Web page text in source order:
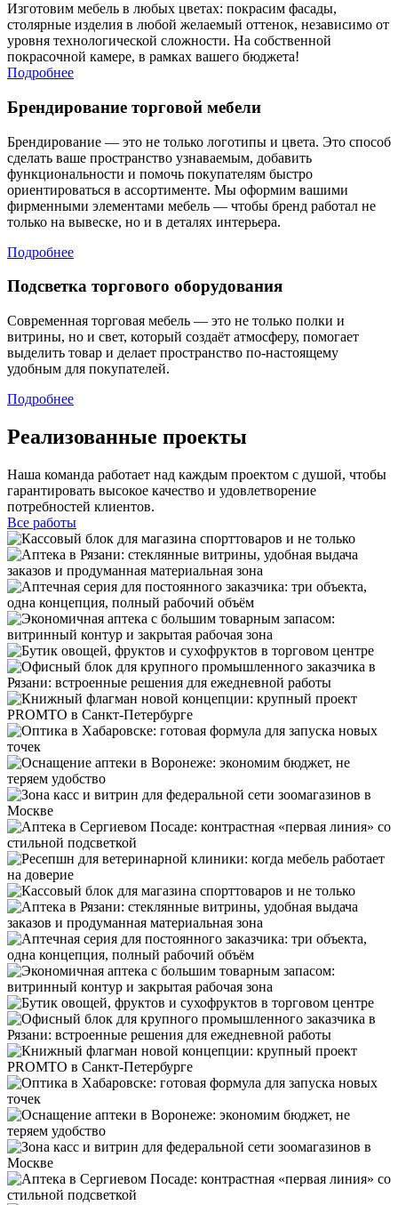
Изготовим мебель в любых цветах: покрасим фасады,
столярные изделия в любой желаемый оттенок, независимо от
уровня технологической сложности. На собственной
покрасочной камере, в рамках вашего бюджета!
Подробнее
Брендирование торговой мебели
Брендирование — это не только логотипы и цвета. Это способ
сделать ваше пространство узнаваемым, добавить
функциональности и помочь покупателям быстро
ориентироваться в ассортименте. Мы оформим вашими
фирменными элементами мебель — чтобы бренд работал не
только на вывеске, но и в деталях интерьера.
Подробнее
Подсветка торгового оборудования
Современная торговая мебель — это не только полки и
витрины, но и свет, который создаёт атмосферу, помогает
выделить товар и делает пространство по-настоящему
удобным для покупателей.
Подробнее
Реализованные проекты
Наша команда работает над каждым проектом с душой, чтобы
гарантировать высокое качество и удовлетворение
потребностей клиентов.
Все работы